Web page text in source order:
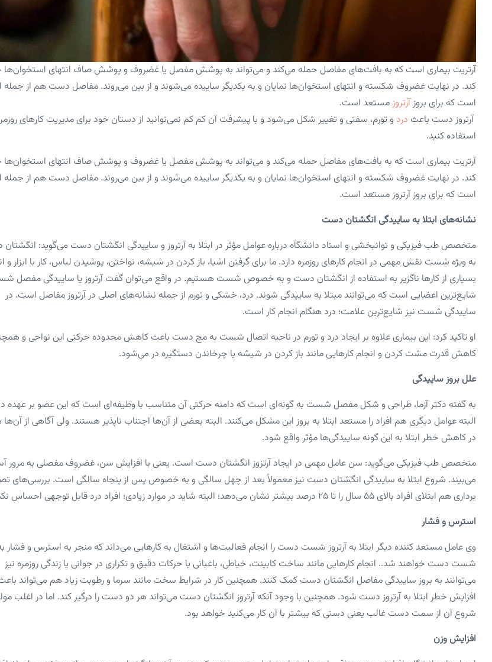
آرتریت بیماری است که به بافت‌های مفاصل حمله می‌کند و می‌تواند به پوشش مفصل یا غضروف و پوشش صاف انتهای استخوان‌ها
کند. در نهایت غضروف شکسته و انتهای استخوان‌ها نمایان و به یکدیگر ساییده می‌شوند و از بین می‌روند. مفاصل دست هم از جمله
است که برای بروزآرتروزمستعد است.
آرتروز دست باعث درد و تورم، سفتی و تغییر شکل می‌شود و با پیشرفت آن کم کم نمی‌توانید از دستان خود برای مدیریت کار‌های
استفاده کنید.
آرتریت بیماری است که به بافت‌های مفاصل حمله می‌کند و می‌تواند به پوشش مفصل یا غضروف و پوشش صاف انتهای استخوان‌ها
کند. در نهایت غضروف شکسته و انتهای استخوان‌ها نمایان و به یکدیگر ساییده می‌شوند و از بین می‌روند. مفاصل دست هم از جمله
است که برای بروز آرتروز مستعد است.
نشانه‌های ابتلا به ساییدگی انگشتان دست
متخصص طب فیزیکی و توانبخشی و استاد دانشگاه درباره عوامل مؤثر در ابتلا به آرتروز و ساییدگی انگشتان دست می‌گوید:
به ویژه شست نقش مهمی در انجام کار‌های روزمره دارد. ما برای گرفتن اشیا، باز کردن در شیشه، نواختن، پوشیدن لباس، کار با ابزار و
بسیاری از کار‌ها ناگزیر به استفاده از انگشتان دست و به خصوص شست هستیم. در واقع می‌توان گفت آرتروز یا ساییدگی مفصل
شایع‌ترین اعضایی است که می‌توانند مبتلا به ساییدگی شوند. درد، خشکی و تورم از جمله نشانه‌های اصلی در آرتروز مفاصل است. در
ساییدگی شست نیز شایع‌ترین علامت؛ درد هنگام انجام کار است.
او تاکید کرد: این بیماری علاوه بر ایجاد درد و تورم در ناحیه اتصال شست به مچ دست باعث کاهش محدوده حرکتی این نواحی و
کاهش قدرت مشت کردن و انجام کار‌هایی مانند باز کردن در شیشه یا چرخاندن دستگیره در می‌شود.
علل بروز ساییدگی
به گفته دکتر آزما، طراحی و شکل مفصل شست به گونه‌ای است که دامنه حرکتی آن متناسب با وظیفه‌ای است که این عضو بر عهده
البته عوامل دیگری هم افراد را مستعد ابتلا به بروز این مشکل می‌کنند. البته بعضی از آن‌ها اجتناب ناپذیر هستند. ولی آگاهی از آن‌ها
در کاهش خطر ابتلا به این گونه ساییدگی‌ها مؤثر واقع شود.
متخصص طب فیزیکی می‌گوید: سن عامل مهمی در ایجاد آرتزوز انگشتان دست است. یعنی با افزایش سن، غضروف مفصلی به مرور
می‌بیند. شروع ابتلا به ساییدگی انگشتان دست نیز معمولاً بعد از چهل سالگی و به خصوص پس از پنجاه سالگی است. بررسی‌های
برداری هم ابتلای افراد بالای ۵۵ سال را تا ۲۵ درصد بیشتر نشان می‌دهد؛ البته شاید در موارد زیادی؛ افراد درد قابل توجهی احساس نکنند.
استرس و فشار
وی عامل مستعد کننده دیگر ابتلا به آرتروز شست دست را انجام فعالیت‌ها و اشتغال به کار‌هایی می‌داند که منجر به استرس و فشار
شست دست خواهند شد.. انجام کار‌هایی مانند ساخت کابینت، خیاطی، باغبانی یا حرکات دقیق و تکراری در جوانی یا زندگی روزمره نیز
می‌توانند به بروز ساییدگی مفاصل انگشتان دست کمک کنند. همچنین کار در شرایط سخت مانند سرما و رطوبت زیاد هم می‌تواند
افزایش خطر ابتلا به آرتروز دست شود. همچنین با وجود آنکه آرتروز انگشتان دست می‌تواند هر دو دست را درگیر کند. اما در اغلب
شروع آن از سمت دست غالب یعنی دستی که بیشتر با آن کار می‌کنید خواهد بود.
افزایش وزن